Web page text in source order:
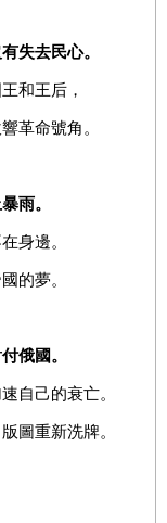
失去民心。
和王后，
革命號角。
雨。
身邊。
的夢。
俄國。
自己的衰亡。
圖重新洗牌。